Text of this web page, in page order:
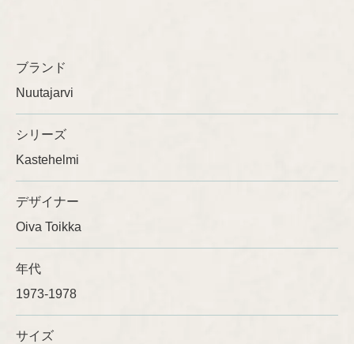
Ulla Procopé
ブランド
Nuutajarvi
シリーズ
Kastehelmi
デザイナー
Oiva Toikka
年代
1973-1978
サイズ